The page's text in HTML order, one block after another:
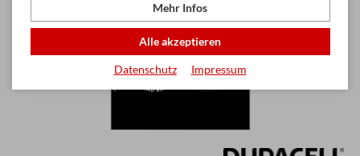
Mehr Infos
Alle akzeptieren
Datenschutz Impressum